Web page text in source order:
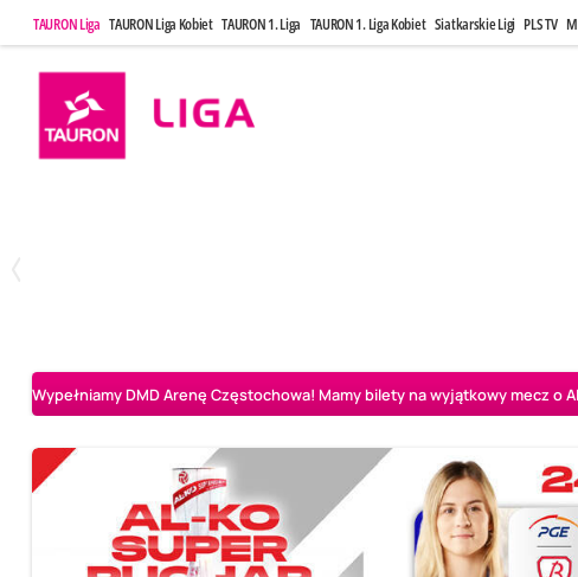
TAURON Liga TAURON Liga Kobiet TAURON 1. Liga TAURON 1. Liga Kobiet Siatkarskie Ligi PLS TV
Wypełniamy DMD Arenę Częstochowa! Mamy bilety na wyjątkowy mecz o